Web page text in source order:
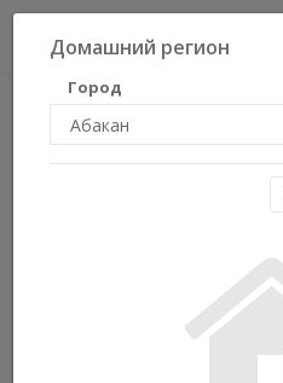
Домашний регион
Город